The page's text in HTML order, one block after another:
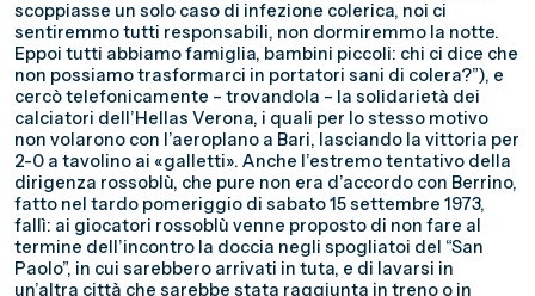
scoppiasse un solo caso di infezione colerica, noi ci
sentiremmo tutti responsabili, non dormiremmo la notte.
Eppoi tutti abbiamo famiglia, bambini piccoli: chi ci dice che
non possiamo trasformarci in portatori sani di colera?”), e
cercò telefonicamente – trovandola – la solidarietà dei
calciatori dell’Hellas Verona, i quali per lo stesso motivo
non volarono con l’aeroplano a Bari, lasciando la vittoria per
2-0 a tavolino ai «galletti». Anche l’estremo tentativo della
dirigenza rossoblù, che pure non era d’accordo con Berrino,
fatto nel tardo pomeriggio di sabato 15 settembre 1973,
fallì: ai giocatori rossoblù venne proposto di non fare al
termine dell’incontro la doccia negli spogliatoi del “San
Paolo”, in cui sarebbero arrivati in tuta, e di lavarsi in
un’altra città che sarebbe stata raggiunta in treno o in